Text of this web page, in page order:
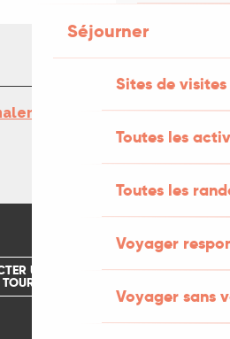
Séjourner
Sites de visites
Toutes les
Toutes les
Voyager
Voyager sans
une erreur
UN OFFICE DE
TOURISME